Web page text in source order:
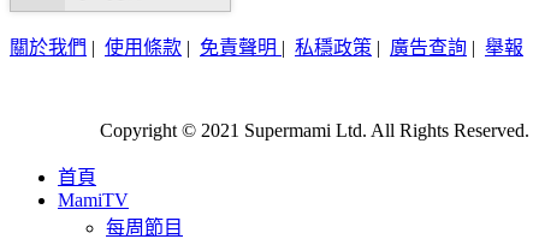
關於我們 | 使用條款 | 免責聲明 | 私穩政策 | 廣告查詢 | 舉報
Copyright © 2021 Supermami Ltd. All Rights Reserved.
首頁
MamiTV
每周節目